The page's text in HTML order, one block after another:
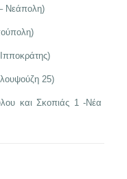
Νεάπολη)
25)
και Σκοπιάς 1 -Νέα